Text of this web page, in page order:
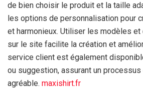
de bien choisir le produit et la taille
les options de personnalisation pour
et harmonieux. Utiliser les modèles
sur le site facilite la création et
service client est également
ou suggestion, assurant un processus
agréable. maxishirt.fr